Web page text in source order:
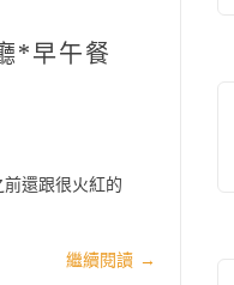
*早午餐
還跟很火紅的
繼續閱讀 →